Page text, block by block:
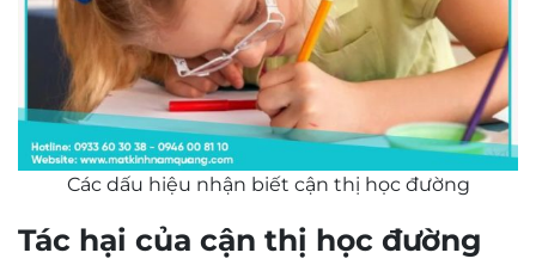
Các dấu hiệu nhận biết cận thị học đường
Tác hại của cận thị học đường